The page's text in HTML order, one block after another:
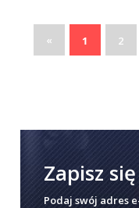
« 1 2
Zapisz
Podaj swój adres